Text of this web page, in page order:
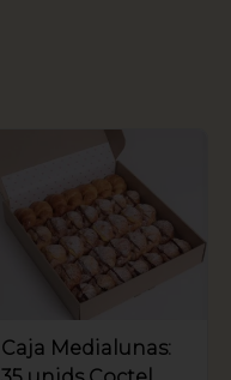
Caja Medialunas: